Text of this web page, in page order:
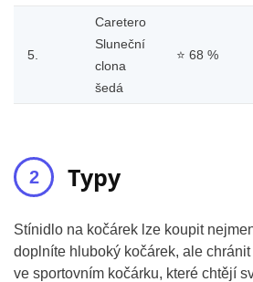
5.
Caretero
Sluneční
clona
šedá
⭐ 68 %
Typy
Stínidlo na kočárek lze koupit
doplníte hluboký kočárek, ale
ve sportovním kočárku, které chtějí